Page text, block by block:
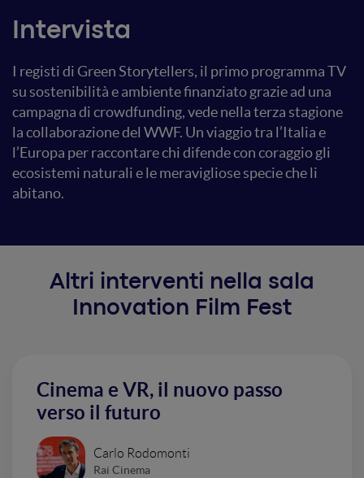
Intervista
I registi di Green Storytellers, il primo programma TV
su sostenibilità e ambiente finanziato grazie ad una
campagna di crowdfunding, vede nella terza stagione
la collaborazione del WWF. Un viaggio tra l’Italia e
l’Europa per raccontare chi difende con coraggio gli
ecosistemi naturali e le meravigliose specie che li
abitano.
Altri interventi nella sala
Innovation Film Fest
Cinema e VR, il nuovo passo
verso il futuro
Carlo Rodomonti
Rai Cinema